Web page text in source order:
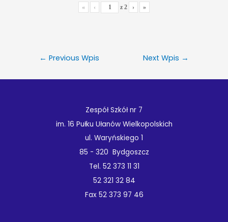
« ‹ z 2 › »
← Previous Wpis Next Wpis →
Zespół Szkół nr 7
im. 16 Pułku Ułanów Wielkopolskich
ul. Waryńskiego 1
85 - 320 Bydgoszcz
Tel. 52 373 11 31
52 321 32 84
Fax 52 373 97 46